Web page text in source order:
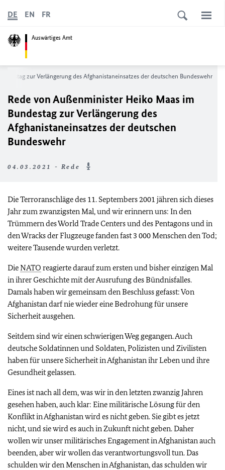
Auswärtiges Amt
DE EN FR
zur Verlängerung des Afghanistaneinsatzes der deutschen Bundeswehr
Rede von Außenminister Heiko Maas im
Bundestag zur Verlängerung des
Afghanistaneinsatzes der deutschen
Bundeswehr
04.03.2021 - Rede
Die Terroranschläge des 11. Septembers 2001 jähren sich dieses
Jahr zum zwanzigsten Mal, und wir erinnern uns: In den
Trümmern des World Trade Centers und des Pentagons und in
den Wracks der Flugzeuge fanden fast 3 000 Menschen den Tod;
weitere Tausende wurden verletzt.
DieNATO reagierte darauf zum ersten und bisher einzigen Mal
in ihrer Geschichte mit der Ausrufung des Bündnisfalles.
Damals haben wir gemeinsam den Beschluss gefasst: Von
Afghanistan darf nie wieder eine Bedrohung für unsere
Sicherheit ausgehen.
Seitdem sind wir einen schwierigen Weg gegangen. Auch
deutsche Soldatinnen und Soldaten, Polizisten und Zivilisten
haben für unsere Sicherheit in Afghanistan ihr Leben und ihre
Gesundheit gelassen.
Eines ist nach all dem, was wir in den letzten zwanzig Jahren
gesehen haben, auch klar: Eine militärische Lösung für den
Konflikt in Afghanistan wird es nicht geben. Sie gibt es jetzt
nicht, und sie wird es auch in Zukunft nicht geben. Daher
wollen wir unser militärisches Engagement in Afghanistan auch
beenden, aber wir wollen das verantwortungsvoll tun. Das
schulden wir den Menschen in Afghanistan, das schulden wir